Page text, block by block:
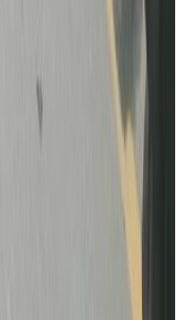
बेपत्तामध्ये २
मृत्यु, मध्यपूर्व